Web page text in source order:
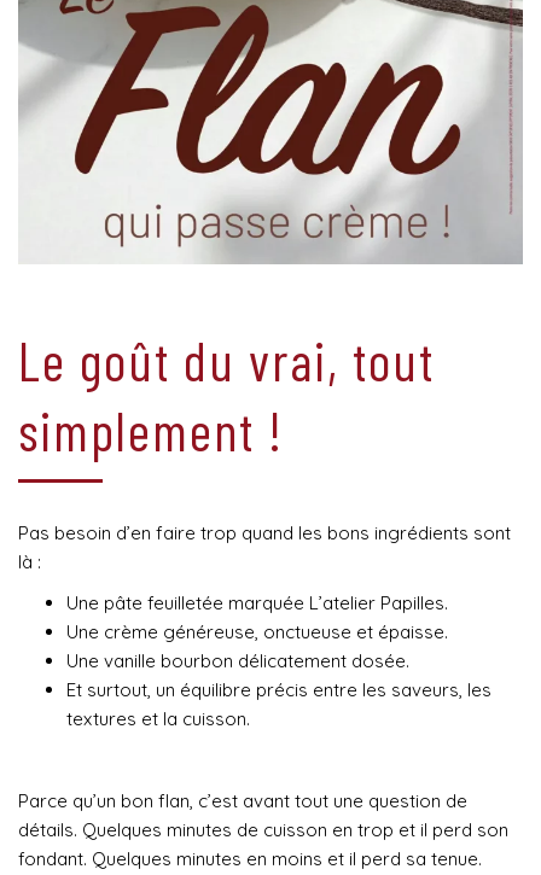
Le goût du vrai, tout
simplement !
Pas besoin d’en faire trop quand les bons ingrédients sont
là :
Une pâte feuilletée marquée L’atelier Papilles.
Une crème généreuse, onctueuse et épaisse.
Une vanille bourbon délicatement dosée.
Et surtout, un équilibre précis entre les saveurs, les
textures et la cuisson.
Parce qu’un bon flan, c’est avant tout une question de
détails. Quelques minutes de cuisson en trop et il perd son
fondant. Quelques minutes en moins et il perd sa tenue.